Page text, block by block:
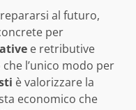
al futuro,
per
e retributive
l’unico modo per
è valorizzare la
economico che